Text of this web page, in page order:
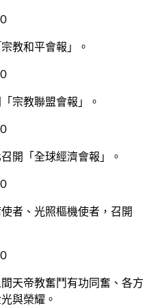
和平會報」。
教聯盟會報」。
「全球經濟會報」。
、光照樞機使者，召開
教奮鬥有功同奮、各方
光與榮耀。